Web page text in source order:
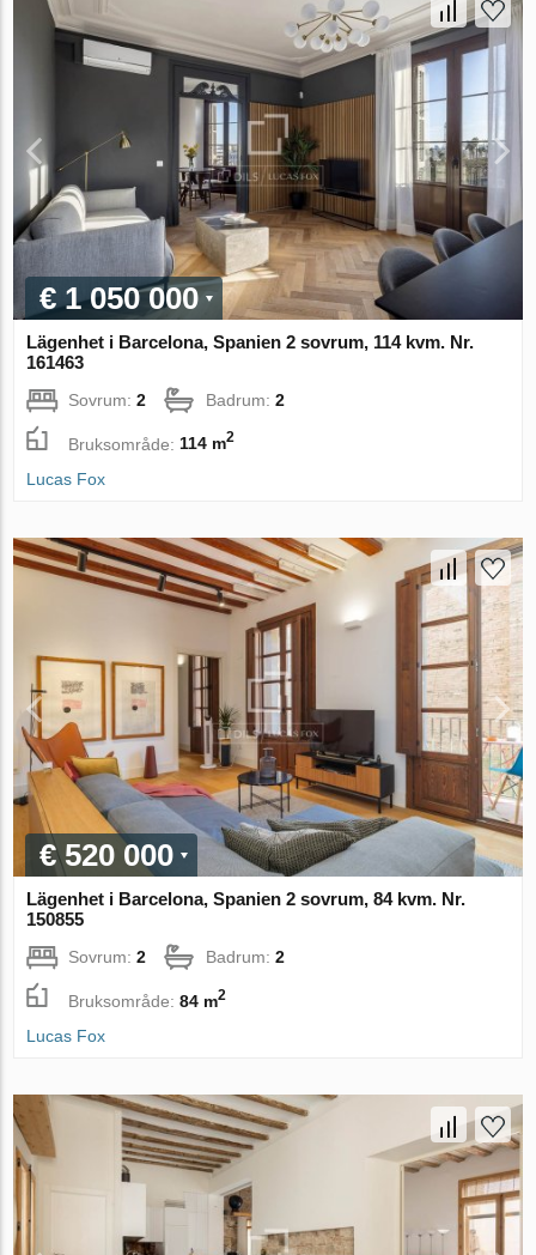
€ 1 050 000
Lägenhet i Barcelona, Spanien 2 sovrum, 114 kvm. Nr.
161463
Sovrum:2 Badrum:2
Bruksområde:114 m2
Lucas Fox
€ 520 000
Lägenhet i Barcelona, Spanien 2 sovrum, 84 kvm. Nr.
150855
Sovrum:2 Badrum:2
Bruksområde:84 m2
Lucas Fox